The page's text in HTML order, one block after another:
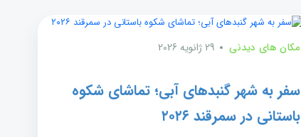
مکان های دیدنی 29 ژانویه 2026
سفر به شهر گنبدهای آبی؛ تماشای شکوه
باستانی در سمرقند ۲۰۲۶